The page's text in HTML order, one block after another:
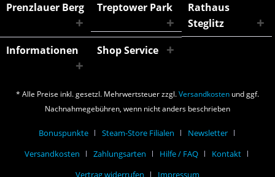
Prenzlauer Berg
Treptower Park
Rathaus
Steglitz
Informationen
Shop Service
* Alle Preise inkl. gesetzl. Mehrwertsteuer zzgl.Versandkosten und ggf.
Nachnahmegebühren, wenn nicht anders beschrieben
Bonuspunkte Steam-Store Filialen
Newsletter
Versandkosten
Zahlungsarten Hilfe / FAQ
Kontakt
Vertrag widerrufen
Impressum